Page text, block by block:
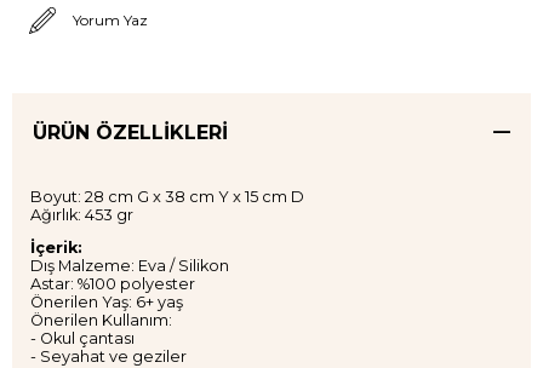
Yorum Yaz
ÜRÜN ÖZELLIKLERI
Boyut: 28 cm G x 38 cm Y x 15 cm D
Ağırlık: 453 gr
İçerik:
Dış Malzeme: Eva / Silikon
Astar: %100 polyester
Önerilen Yaş: 6+ yaş
Önerilen Kullanım:
- Okul çantası
- Seyahat ve geziler